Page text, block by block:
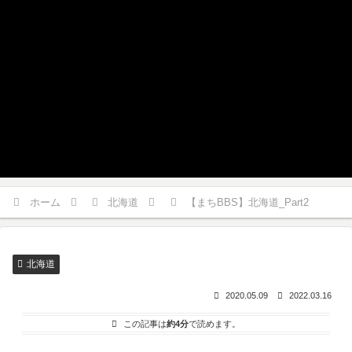
ホーム 北海道 【まちBBS】北海道_Part2
北海道
2020.05.09 2022.03.16
この記事は約4分で読めます。